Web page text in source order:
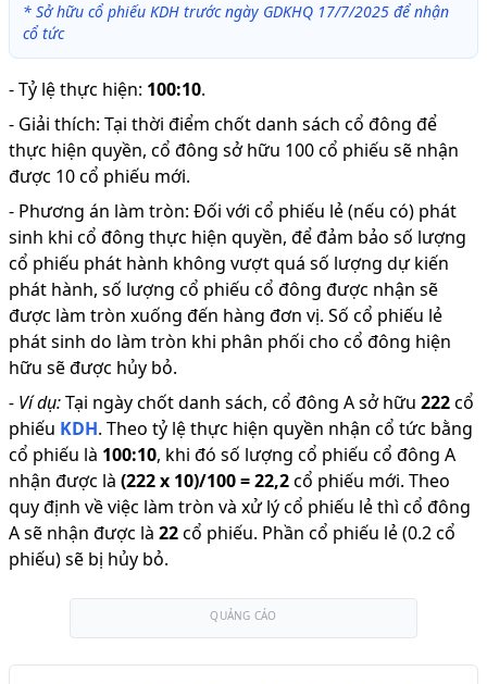
* Sở hữu cổ phiếu KDH trước ngày GDKHQ 17/7/2025 để nhận
cổ tức
-Tỷ lệ thực hiện: 100:10.
- Giải thích: Tại thời điểm chốt danh sách cổ đông để
thực hiện quyền, cổ đông sở hữu 100 cổ phiếu sẽ nhận
được 10 cổ phiếu mới.
- Phương án làm tròn: Đối với cổ phiếu lẻ (nếu có) phát
sinh khi cổ đông thực hiện quyền, để đảm bảo số lượng
cổ phiếu phát hành không vượt quá số lượng dự kiến
phát hành, số lượng cổ phiếu cổ đông được nhận sẽ
được làm tròn xuống đến hàng đơn vị. Số cổ phiếu lẻ
phát sinh do làm tròn khi phân phối cho cổ đông hiện
hữu sẽ được hủy bỏ.
- Ví dụ:Tại ngày chốt danh sách, cổ đông A sở hữu 222cổ
phiếu KDH. Theo tỷ lệ thực hiện quyền nhận cổ tức bằng
cổ phiếu là 100:10, khi đó số lượng cổ phiếu cổ đông A
nhận được là (222x 10)/100=22,2cổ phiếu mới. Theo
quy định về việc làm tròn và xử lý cổ phiếu lẻ thì cổ đông
A sẽ nhận được là 22cổ phiếu. Phần cổ phiếu lẻ (0.2 cổ
phiếu) sẽ bị hủy bỏ.
QUẢNG CÁO